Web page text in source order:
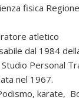
fisica
atletico
dal 1984
Personal
nel 1967.
karate,